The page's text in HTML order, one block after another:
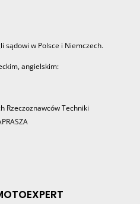
sądowi w Polsce i Niemczech.
angielskim:
Rzeczoznawców Techniki